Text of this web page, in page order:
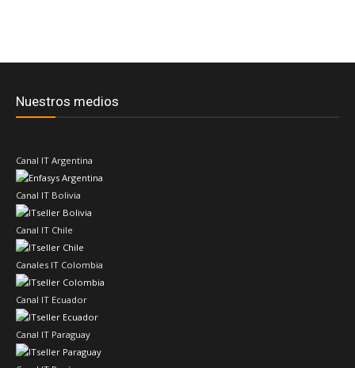
Nuestros medios
Canal IT Argentina
Canal IT Bolivia
Canal IT Chile
Canales IT Colombia
Canal IT Ecuador
Canal IT Paraguay